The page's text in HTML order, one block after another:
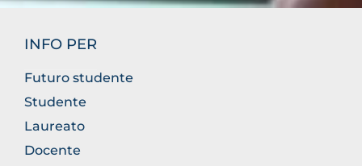
INFO PER
Futuro studente
Studente
Laureato
Docente